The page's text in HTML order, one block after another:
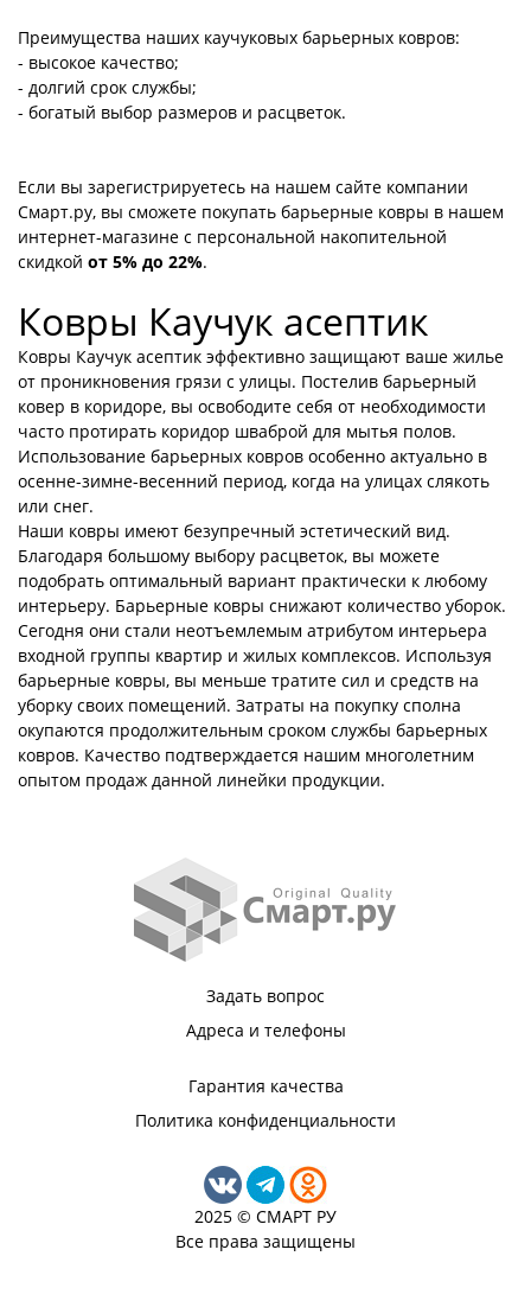
Преимущества наших каучуковых барьерных ковров:
- высокое качество;
- долгий срок службы;
- богатый выбор размеров и расцветок.
Если вы зарегистрируетесь на нашем сайте компании
Смарт.ру, вы сможете покупать барьерные ковры в нашем
интернет-магазине с персональной накопительной
скидкой от 5% до 22%.
Ковры Каучук асептик
Ковры Каучук асептик эффективно защищают ваше жилье
от проникновения грязи с улицы. Постелив барьерный
ковер в коридоре, вы освободите себя от необходимости
часто протирать коридор шваброй для мытья полов.
Использование барьерных ковров особенно актуально в
осенне-зимне-весенний период, когда на улицах слякоть
или снег.
Наши ковры имеют безупречный эстетический вид.
Благодаря большому выбору расцветок, вы можете
подобрать оптимальный вариант практически к любому
интерьеру. Барьерные ковры снижают количество уборок.
Сегодня они стали неотъемлемым атрибутом интерьера
входной группы квартир и жилых комплексов. Используя
барьерные ковры, вы меньше тратите сил и средств на
уборку своих помещений. Затраты на покупку сполна
окупаются продолжительным сроком службы барьерных
ковров. Качество подтверждается нашим многолетним
опытом продаж данной линейки продукции.
Задать вопрос
Адреса и телефоны
Гарантия качества
Политика конфиденциальности
2025 © СМАРТ РУ
Все права защищены